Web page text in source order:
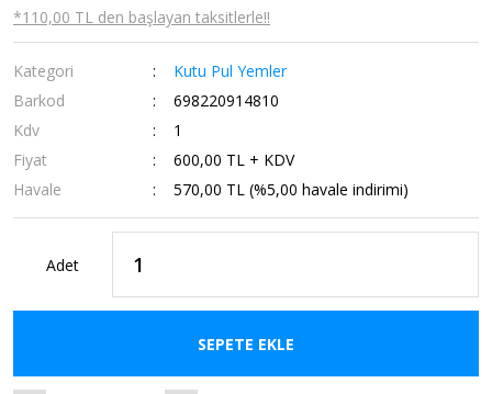
*110,00 TL den başlayan taksitlerle!!
Kategori
Kutu Pul Yemler
Barkod
698220914810
Kdv
1
Fiyat
600,00 TL + KDV
Havale
570,00 TL (%5,00 havale indirimi)
Adet
SEPETE EKLE